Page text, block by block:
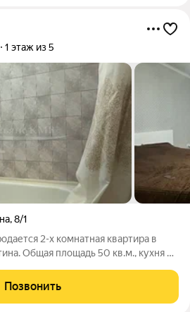
1 этаж из 5
,8/1
2-х комнатная квартира в
Общая площадь 50 кв.м., кухня 8
в шаговой доступности.
Позвонить